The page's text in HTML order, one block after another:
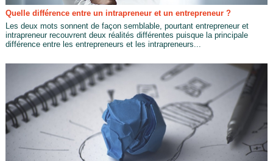
Quelle différence entre un intrapreneur et un entrepreneur ?
Les deux mots sonnent de façon semblable, pourtant entrepreneur et
intrapreneur recouvrent deux réalités différentes puisque la principale
différence entre les entrepreneurs et les intrapreneurs...